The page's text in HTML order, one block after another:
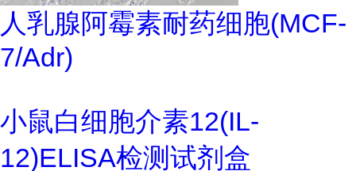
人乳腺阿霉素耐药细胞(MCF-
7/Adr)
小鼠白细胞介素12(IL-
12)ELISA检测试剂盒